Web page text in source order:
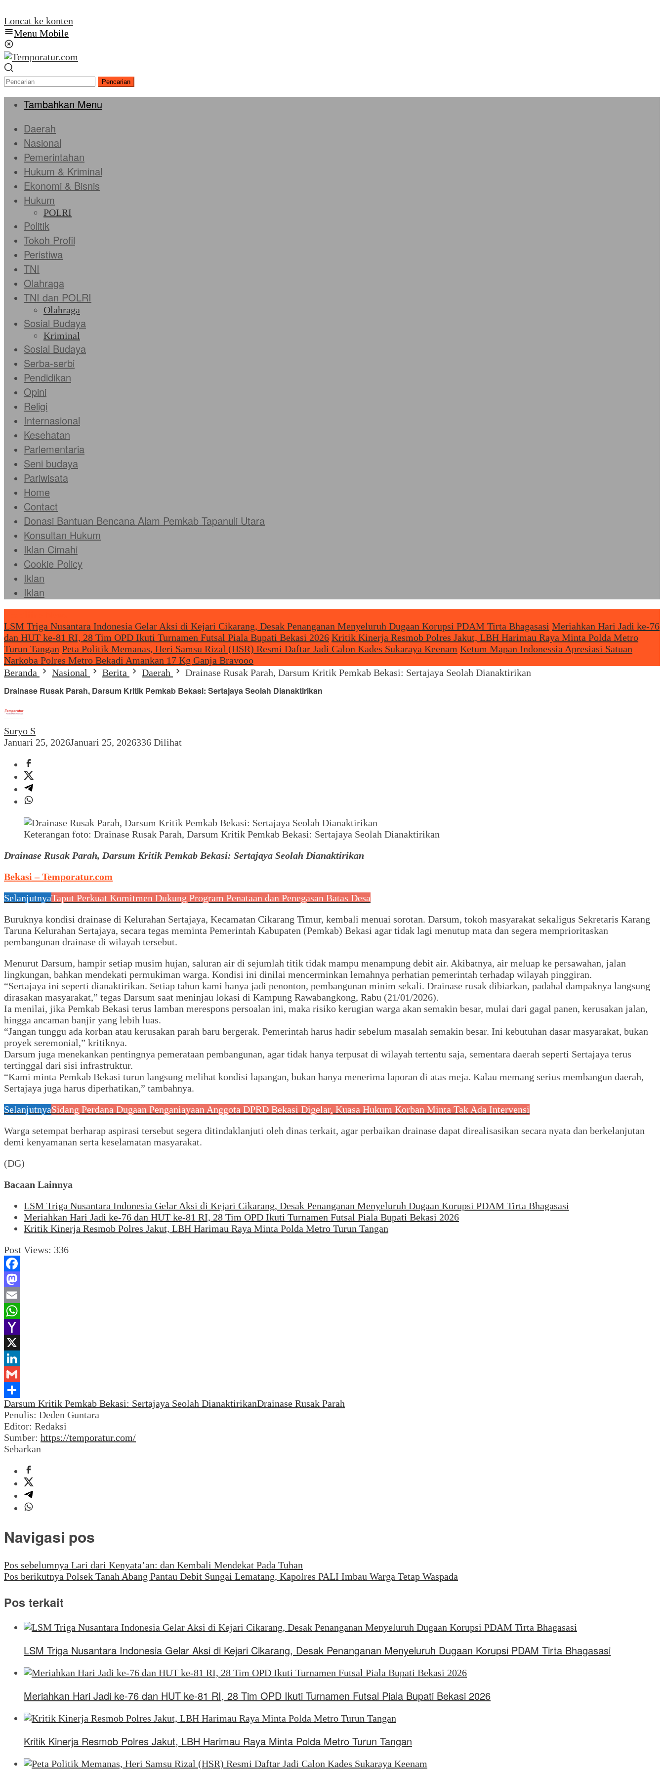
Loncat ke konten
Menu Mobile
Pencarian
Tambahkan Menu
Daerah
Nasional
Pemerintahan
Hukum & Kriminal
Ekonomi & Bisnis
Hukum
POLRI
Politik
Tokoh Profil
Peristiwa
TNI
Olahraga
TNI dan POLRI
Olahraga
Sosial Budaya
Kriminal
Sosial Budaya
Serba-serbi
Pendidikan
Opini
Religi
Internasional
Kesehatan
Parlementaria
Seni budaya
Pariwisata
Home
Contact
Donasi Bantuan Bencana Alam Pemkab Tapanuli Utara
Konsultan Hukum
Iklan Cimahi
Cookie Policy
Iklan
Iklan
LSM Triga Nusantara Indonesia Gelar Aksi di Kejari Cikarang, Desak Penanganan Menyeluruh Dugaan Korupsi PDAM Tirta Bhagasasi Meriahkan Hari Jadi ke-76
dan HUT ke-81 RI, 28 Tim OPD Ikuti Turnamen Futsal Piala Bupati Bekasi 2026 Kritik Kinerja Resmob Polres Jakut, LBH Harimau Raya Minta Polda Metro
Turun Tangan Peta Politik Memanas, Heri Samsu Rizal (HSR) Resmi Daftar Jadi Calon Kades Sukaraya Keenam Ketum Mapan Indonessia Apresiasi Satuan
Narkoba Polres Metro Bekadi Amankan 17 Kg Ganja Bravooo
Beranda
Nasional Berita Daerah Drainase Rusak Parah, Darsum Kritik Pemkab Bekasi: Sertajaya Seolah Dianaktirikan
Drainase Rusak Parah, Darsum Kritik Pemkab Bekasi: Sertajaya Seolah Dianaktirikan
Suryo S
Januari 25, 2026Januari 25, 2026336 Dilihat
Keterangan foto: Drainase Rusak Parah, Darsum Kritik Pemkab Bekasi: Sertajaya Seolah Dianaktirikan
Drainase Rusak Parah, Darsum Kritik Pemkab Bekasi: Sertajaya Seolah Dianaktirikan
Bekasi – Temporatur.com
SelanjutnyaTaput Perkuat Komitmen Dukung Program Penataan dan Penegasan Batas Desa
Buruknya kondisi drainase di Kelurahan Sertajaya, Kecamatan Cikarang Timur, kembali menuai sorotan. Darsum, tokoh masyarakat sekaligus Sekretaris Karang
Taruna Kelurahan Sertajaya, secara tegas meminta Pemerintah Kabupaten (Pemkab) Bekasi agar tidak lagi menutup mata dan segera memprioritaskan
pembangunan drainase di wilayah tersebut.
Menurut Darsum, hampir setiap musim hujan, saluran air di sejumlah titik tidak mampu menampung debit air. Akibatnya, air meluap ke persawahan, jalan
lingkungan, bahkan mendekati permukiman warga. Kondisi ini dinilai mencerminkan lemahnya perhatian pemerintah terhadap wilayah pinggiran.
“Sertajaya ini seperti dianaktirikan. Setiap tahun kami hanya jadi penonton, pembangunan minim sekali. Drainase rusak dibiarkan, padahal dampaknya langsung
dirasakan masyarakat,” tegas Darsum saat meninjau lokasi di Kampung Rawabangkong, Rabu (21/01/2026).
Ia menilai, jika Pemkab Bekasi terus lamban merespons persoalan ini, maka risiko kerugian warga akan semakin besar, mulai dari gagal panen, kerusakan jalan,
hingga ancaman banjir yang lebih luas.
“Jangan tunggu ada korban atau kerusakan parah baru bergerak. Pemerintah harus hadir sebelum masalah semakin besar. Ini kebutuhan dasar masyarakat, bukan
proyek seremonial,” kritiknya.
Darsum juga menekankan pentingnya pemerataan pembangunan, agar tidak hanya terpusat di wilayah tertentu saja, sementara daerah seperti Sertajaya terus
tertinggal dari sisi infrastruktur.
“Kami minta Pemkab Bekasi turun langsung melihat kondisi lapangan, bukan hanya menerima laporan di atas meja. Kalau memang serius membangun daerah,
Sertajaya juga harus diperhatikan,” tambahnya.
SelanjutnyaSidang Perdana Dugaan Penganiayaan Anggota DPRD Bekasi Digelar, Kuasa Hukum Korban Minta Tak Ada Intervensi
Warga setempat berharap aspirasi tersebut segera ditindaklanjuti oleh dinas terkait, agar perbaikan drainase dapat direalisasikan secara nyata dan berkelanjutan
demi kenyamanan serta keselamatan masyarakat.
(DG)
Bacaan Lainnya
LSM Triga Nusantara Indonesia Gelar Aksi di Kejari Cikarang, Desak Penanganan Menyeluruh Dugaan Korupsi PDAM Tirta Bhagasasi
Meriahkan Hari Jadi ke-76 dan HUT ke-81 RI, 28 Tim OPD Ikuti Turnamen Futsal Piala Bupati Bekasi 2026
Kritik Kinerja Resmob Polres Jakut, LBH Harimau Raya Minta Polda Metro Turun Tangan
Post Views: 336
Facebook
Mastodon
Email
WhatsApp
Yahoo
Mail
X
LinkedIn
Gmail
Share
Darsum Kritik Pemkab Bekasi: Sertajaya Seolah DianaktirikanDrainase Rusak Parah
Penulis: Deden Guntara
Editor: Redaksi
Sumber: https://temporatur.com/
Sebarkan
Navigasi pos
Pos sebelumnya Lari dari Kenyata’an: dan Kembali Mendekat Pada Tuhan
Pos berikutnya Polsek Tanah Abang Pantau Debit Sungai Lematang, Kapolres PALI Imbau Warga Tetap Waspada
Pos terkait
LSM Triga Nusantara Indonesia Gelar Aksi di Kejari Cikarang, Desak Penanganan Menyeluruh Dugaan Korupsi PDAM Tirta Bhagasasi
Meriahkan Hari Jadi ke-76 dan HUT ke-81 RI, 28 Tim OPD Ikuti Turnamen Futsal Piala Bupati Bekasi 2026
Kritik Kinerja Resmob Polres Jakut, LBH Harimau Raya Minta Polda Metro Turun Tangan